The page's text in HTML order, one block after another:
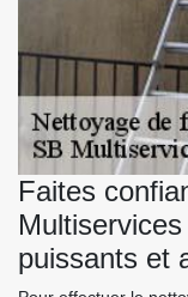
Faites
puissants et